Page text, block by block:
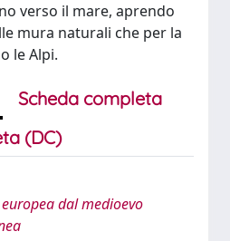
verso il mare, aprendo
mura naturali che per la
le Alpi.
Scheda completa
(DC)
dal medioevo